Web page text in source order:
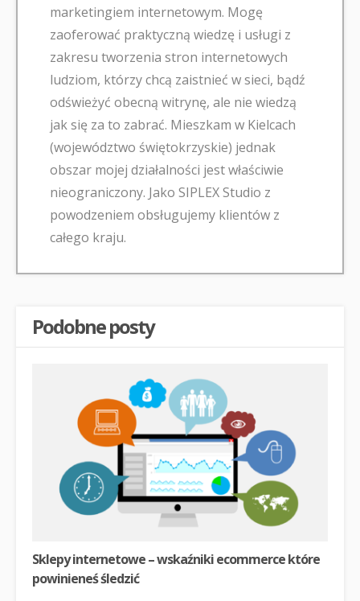
marketingiem internetowym. Mogę
zaoferować praktyczną wiedzę i usługi z
zakresu tworzenia stron internetowych
ludziom, którzy chcą zaistnieć w sieci, bądź
odświeżyć obecną witrynę, ale nie wiedzą
jak się za to zabrać. Mieszkam w Kielcach
(województwo świętokrzyskie) jednak
obszar mojej działalności jest właściwie
nieograniczony. Jako SIPLEX Studio z
powodzeniem obsługujemy klientów z
całego kraju.
Podobne posty
Sklepy internetowe – wskaźniki ecommerce które
powinieneś śledzić